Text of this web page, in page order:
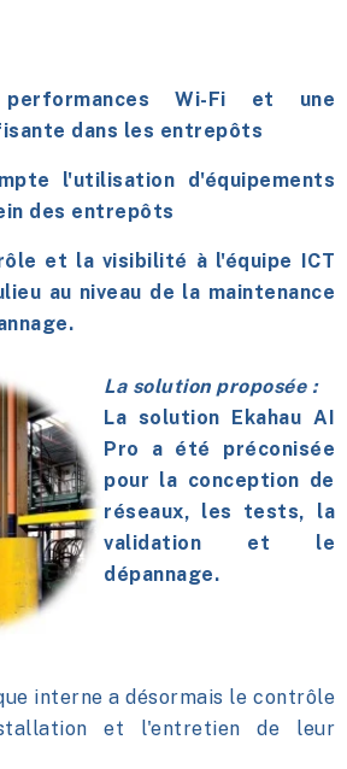
Wi-Fi et une
dans les entrepôts
l'utilisation d'équipements
des entrepôts
et la visibilité à l'équipe ICT
au niveau de la maintenance
La solution proposée :
La solution Ekahau AI
Pro a été préconisée
pour la conception de
réseaux, les tests, la
validation et le
dépannage.
interne a désormais le contrôle
et l'entretien de leur